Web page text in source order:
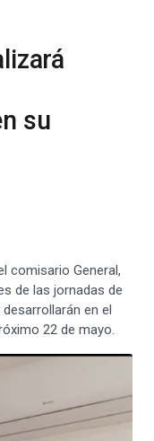
su
comisario General,
de las jornadas de
en el
22 de mayo.